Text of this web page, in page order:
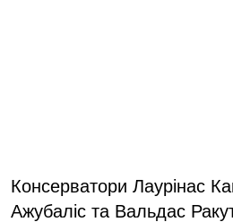
Консерватори Лаурінас
Ажубаліс та Вальдас